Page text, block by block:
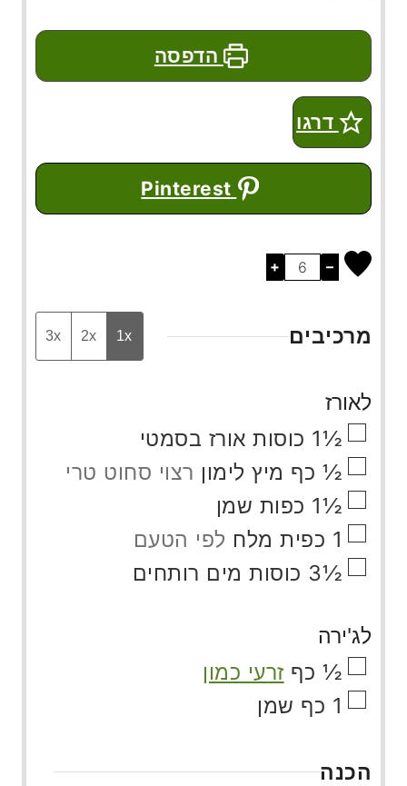
הדפסה
דרגו
–
+
מרכיבים 1x
2x
3x
לאורז
▢
½1 כוסות אורז בסמטי
▢
½ כף מיץ לימון רצוי סחוט טרי
▢
½1 כפות שמן
▢
1 כפית מלח לפי הטעם
▢
½3 כוסות מים רותחים
לג'ירה
▢
½ כף זרעי כמון
▢
1 כף שמן
הכנה